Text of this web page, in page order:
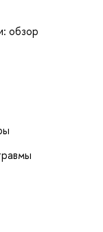
обзор